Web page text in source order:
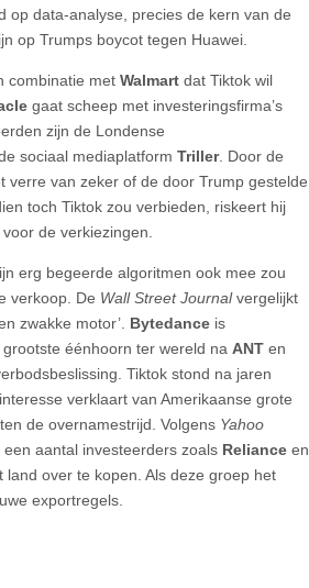
op data-analyse, precies de kern van de
op Trumps boycot tegen Huawei.
combinatie met Walmart dat Tiktok wil
gaat scheep met investeringsfirma’s
zijn de Londense
sociaal mediaplatform Triller. Door de
verre van zeker of de door Trump gestelde
toch Tiktok zou verbieden, riskeert hij
de verkiezingen.
erg begeerde algoritmen ook mee zou
verkoop. De Wall Street Journalvergelijkt
zwakke motor’. Bytedance is
éénhoorn ter wereld na ANT en
Tiktok stond na jaren
verklaart van Amerikaanse grote
de overnamestrijd. Volgens Yahoo
een aantal investeerders zoals Reliance en
over te kopen. Als deze groep het
exportregels.